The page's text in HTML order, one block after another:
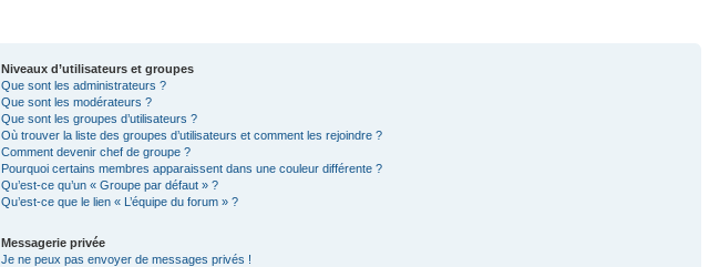
Niveaux d’utilisateurs et groupes
Que sont les administrateurs ?
Que sont les modérateurs ?
Que sont les groupes d’utilisateurs ?
Où trouver la liste des groupes d’utilisateurs et comment les rejoindre ?
Comment devenir chef de groupe ?
Pourquoi certains membres apparaissent dans une couleur différente ?
Qu’est-ce qu’un « Groupe par défaut » ?
Qu’est-ce que le lien « L’équipe du forum » ?
Messagerie privée
Je ne peux pas envoyer de messages privés !